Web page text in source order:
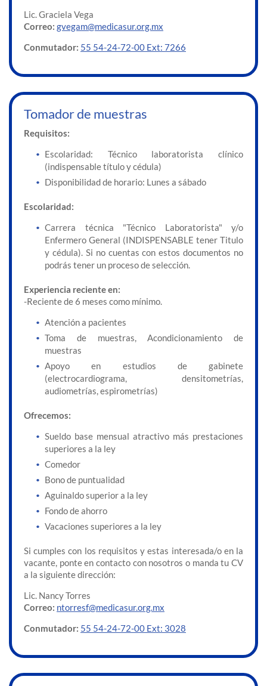
Lic. Graciela Vega
Correo: gvegam@medicasur.org.mx
Conmutador: 55 54-24-72-00 Ext: 7266
Tomador de muestras
Requisitos:
Escolaridad: Técnico laboratorista clínico
(indispensable título y cédula)
Disponibilidad de horario: Lunes a sábado
Escolaridad:
Carrera técnica "Técnico Laboratorista" y/o
Enfermero General (INDISPENSABLE tener Titulo
y cédula). Si no cuentas con estos documentos no
podrás tener un proceso de selección.
Experiencia reciente en:
-Reciente de 6 meses como mínimo.
Atención a pacientes
Toma de muestras, Acondicionamiento de
muestras
Apoyo en estudios de gabinete
(electrocardiograma, densitometrías,
audiometrías, espirometrías)
Ofrecemos:
Sueldo base mensual atractivo más prestaciones
superiores a la ley
Comedor
Bono de puntualidad
Aguinaldo superior a la ley
Fondo de ahorro
Vacaciones superiores a la ley
Si cumples con los requisitos y estas interesada/o en la
vacante, ponte en contacto con nosotros o manda tu CV
a la siguiente dirección:
Lic. Nancy Torres
Correo: ntorresf@medicasur.org.mx
Conmutador: 55 54-24-72-00 Ext: 3028